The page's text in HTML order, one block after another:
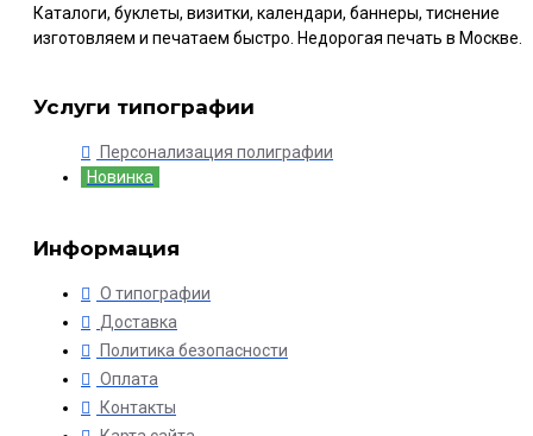
Каталоги, буклеты, визитки, календари, баннеры, тиснение
изготовляем и печатаем быстро. Недорогая печать в Москве.
Услуги типографии
Персонализация полиграфии
Новинка
Информация
О типографии
Доставка
Политика безопасности
Оплата
Контакты